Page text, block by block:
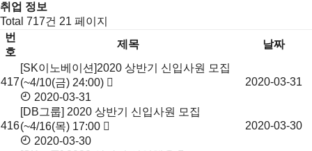
취업 정보
Total 717건 21 페이지
업
목
번
호
제목 날짜
417
[SK이노베이션]2020 상반기 신입사원 모집
(~4/10(금) 24:00)
2020-03-31
2020-03-31
416
[DB그룹] 2020 상반기 신입사원 모집
(~4/16(목) 17:00
2020-03-30
2020-03-30